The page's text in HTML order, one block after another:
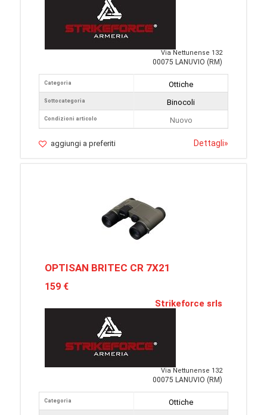
Via Nettunense 132
00075 LANUVIO (RM)
Categoria
Sottocategoria
Condizioni articolo
Ottiche
Binocoli
Nuovo
aggiungi a preferiti Dettagli»
OPTISAN BRITEC CR 7X21
159 €
Strikeforce srls
Via Nettunense 132
00075 LANUVIO (RM)
Categoria
Ottiche